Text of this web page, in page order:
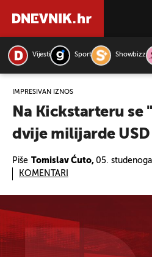
Vijesti Sport Showbizz
IMPRESIVAN IZNOS
Na Kickstarteru se
dvije milijarde USD
Piše Tomislav Ćuto, 05.
KOMENTARI
PRETRAŽITE VIJESTI